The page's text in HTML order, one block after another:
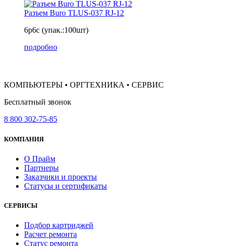
Разъем Buro TLUS-037 RJ-12
6p6c (упак.:100шт)
подробно
КОМПЬЮТЕРЫ • ОРГТЕХНИКА • СЕРВИС
Бесплатный звонок
8 800 302-75-85
КОМПАНИЯ
О Прайм
Партнеры
Заказчики и проекты
Статусы и сертификаты
СЕРВИСЫ
Подбор картриджей
Расчет ремонта
Статус ремонта